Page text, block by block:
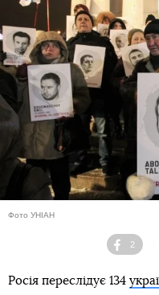
Фото УНІАН
2
Росія переслідує 134